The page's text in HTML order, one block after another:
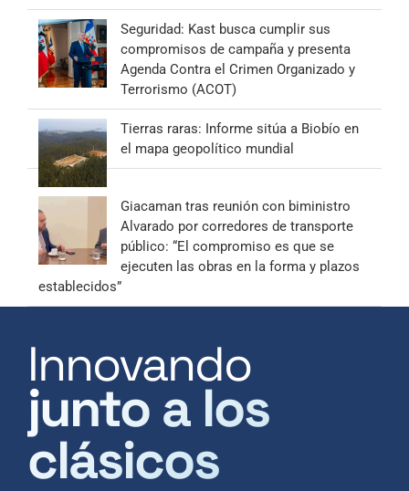
Seguridad: Kast busca cumplir sus
compromisos de campaña y presenta
Agenda Contra el Crimen Organizado y
Terrorismo (ACOT)
Tierras raras: Informe sitúa a Biobío en
el mapa geopolítico mundial
Giacaman tras reunión con biministro
Alvarado por corredores de transporte
público: “El compromiso es que se
ejecuten las obras en la forma y plazos
establecidos”
Innovando
junto a los
clásicos